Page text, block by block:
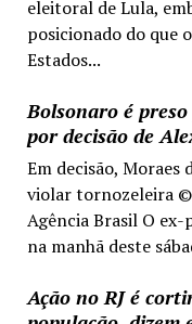
eleitoral de Lula,
posicionado do que
Estados...
Bolsonaro é
por decisão de
Em decisão,
violar tornozeleira ©
Agência Brasil O
na manhã deste
Ação no RJ é